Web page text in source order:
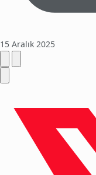
15 Aralık 2025